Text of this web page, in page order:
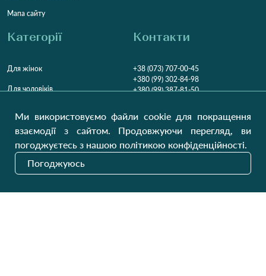
Мапа сайту
Категорії
Для жінок
Для чоловіків
Домашній текстиль
Контакти
+38 (073) 707-00-45
+380 (99) 302-84-98
+380 (99) 387-81-50
Пн-Пт9:00 - 16:00
НДВихідний
Наші оновлення
Ми використовуємо файли cookie для покращення
взаємодії з сайтом. Продовжуючи перегляд, ви
погоджуєтесь з нашою політикою конфіденційності.
Погоджуюсь